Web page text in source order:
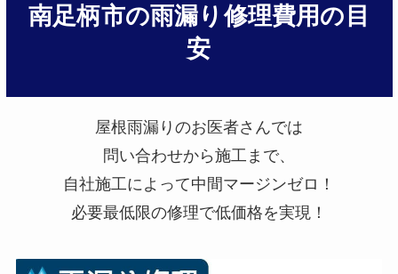
南足柄市の雨漏り修理費用の目
安
屋根雨漏りのお医者さんでは
問い合わせから施工まで、
自社施工によって中間マージンゼロ！
必要最低限の修理で低価格を実現！